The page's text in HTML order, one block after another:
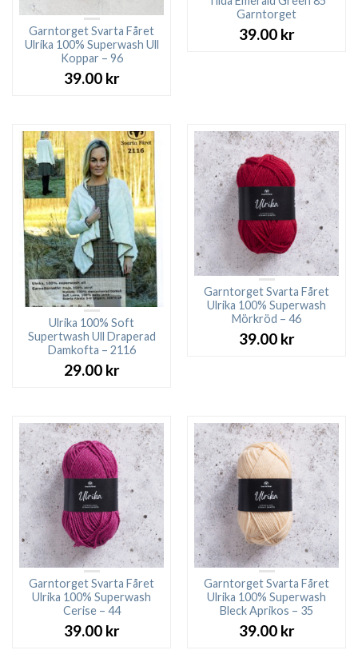
Garntorget Svarta Fåret
Ulrika 100% Superwash Ull
Koppar – 96
39.00 kr
Garntorget
39.00 kr
Ulrika 100% Soft
Supertwash Ull Draperad
Damkofta – 2116
29.00 kr
Garntorget Svarta Fåret
Ulrika 100% Superwash
Mörkröd – 46
39.00 kr
Garntorget Svarta Fåret
Ulrika 100% Superwash
Cerise – 44
39.00 kr
Garntorget Svarta Fåret
Ulrika 100% Superwash
Bleck Aprikos – 35
39.00 kr